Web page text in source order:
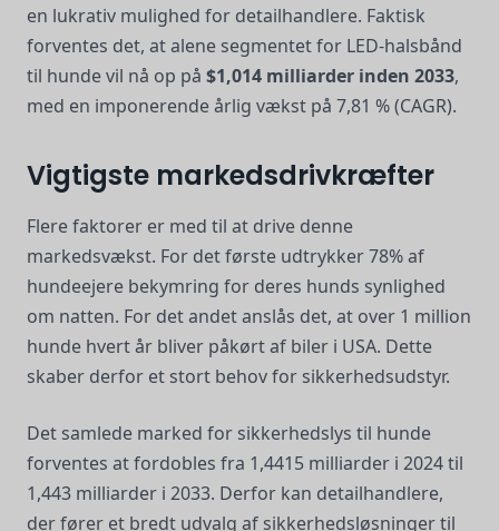
en lukrativ mulighed for detailhandlere. Faktisk
forventes det, at alene segmentet for LED-halsbånd
til hunde vil nå op på $1,014 milliarder inden 2033,
med en imponerende årlig vækst på 7,81 % (CAGR).
Vigtigste markedsdrivkræfter
Flere faktorer er med til at drive denne
markedsvækst. For det første udtrykker 78% af
hundeejere bekymring for deres hunds synlighed
om natten. For det andet anslås det, at over 1 million
hunde hvert år bliver påkørt af biler i USA. Dette
skaber derfor et stort behov for sikkerhedsudstyr.
Det samlede marked for sikkerhedslys til hunde
forventes at fordobles fra 1,4415 milliarder i 2024 til
1,443 milliarder i 2033. Derfor kan detailhandlere,
der fører et bredt udvalg af sikkerhedsløsninger til